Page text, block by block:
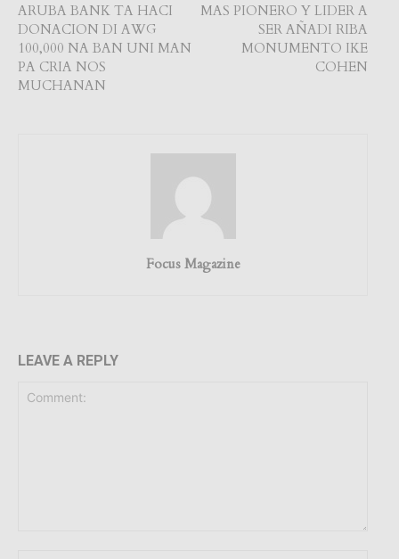
ARUBA BANK TA HACI
DONACION DI AWG
100,000 NA BAN UNI MAN
PA CRIA NOS
MUCHANAN
MAS PIONERO Y LIDER A
SER AÑADI RIBA
MONUMENTO IKE
COHEN
Focus Magazine
LEAVE A REPLY